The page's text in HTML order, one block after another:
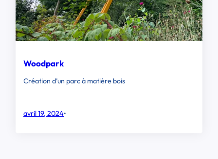
Woodpark
Création d’un parc à matière bois
avril 19, 2024•